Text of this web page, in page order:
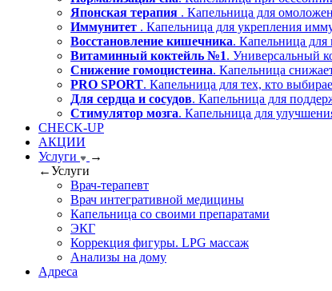
Японская терапия . Капельница для
Иммунитет . Капельница для укрепления
Восстановление кишечника. Капельница
Витаминный коктейль №1. Универсальный
Снижение гомоцистеина. Капельница
PRO SPORT. Капельница для тех, кто
Для сердца и сосудов. Капельница для
Стимулятор мозга. Капельница для
CHECK-UP
АКЦИИ
Услуги
→
←Услуги
Врач-терапевт
Врач интегративной медицины
Капельница со своими препаратами
ЭКГ
Коррекция фигуры. LPG массаж
Анализы на дому
Адреса